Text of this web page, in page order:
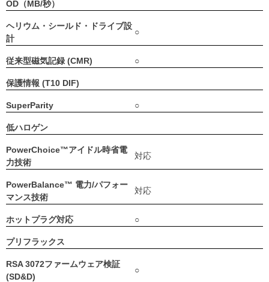
OD（MB/秒）
ヘリウム・シールド・ドライブ設
計
○
従来型磁気記録 (CMR) ○
保護情報 (T10 DIF)
SuperParity ○
低ハロゲン
PowerChoice™アイドル時省電
力技術
対応
PowerBalance™ 電力/パフォー
マンス技術
対応
ホットプラグ対応 ○
プリフラックス
RSA 3072ファームウェア検証
(SD&D)
○